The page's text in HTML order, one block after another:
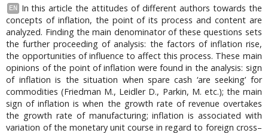
EN
In this article the attitudes of different authors towards the
concepts of inflation, the point of its process and content are
analyzed. Finding the main denominator of these questions sets
the further proceeding of analysis: the factors of inflation rise,
the opportunities of influence to affect this process. These main
opinions of the point of inflation were found in the analysis: sign
of inflation is the situation when spare cash ‘are seeking’ for
commodities (Friedman M., Leidler D., Parkin, M. etc.); the main
sign of inflation is when the growth rate of revenue overtakes
the growth rate of manufacturing; inflation is associated with
variation of the monetary unit course in regard to foreign cross–